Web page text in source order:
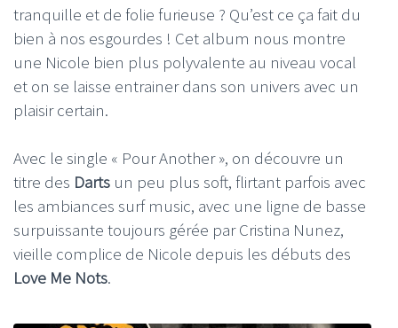
tranquille et de folie furieuse ? Qu’est ce ça fait du
bien à nos esgourdes ! Cet album nous montre
une Nicole bien plus polyvalente au niveau vocal
et on se laisse entrainer dans son univers avec un
plaisir certain.
Avec le single « Pour Another », on découvre un
titre des Darts un peu plus soft, flirtant parfois avec
les ambiances surf music, avec une ligne de basse
surpuissante toujours gérée par Cristina Nunez,
vieille complice de Nicole depuis les débuts des
Love Me Nots.